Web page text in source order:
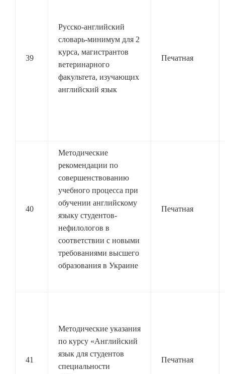
39
Русско-английский
словарь-минимум для 2
курса, магистрантов
ветеринарного
факультета, изучающих
английский язык
Печатная
40
Методические
рекомендации по
совершенствованию
учебного процесса при
обучении английскому
языку студентов-
нефилологов в
соответствии с новыми
требованиями высшего
образования в Украине
Печатная
41
Методические указания
по курсу «Английский
язык для студентов
специальности
Печатная